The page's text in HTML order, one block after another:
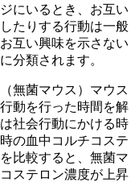
にいるとき、お互い
たりする行動は一般
互い興味を示さない
分類されます。
無菌マウス）マウス
動を行った時間を解
社会行動にかける時
の血中コルチコステ
比較すると、無菌マ
ステロン濃度が上昇